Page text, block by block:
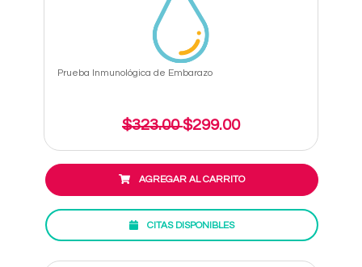
Prueba Inmunológica de Embarazo
$323.00$299.00
AGREGAR AL CARRITO
CITAS DISPONIBLES